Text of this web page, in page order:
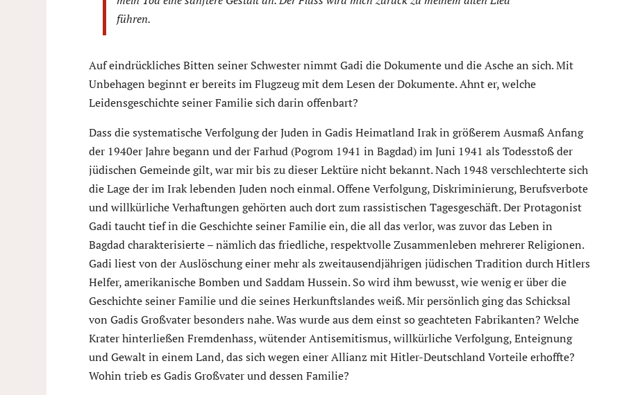
führen.
Auf eindrückliches Bitten seiner Schwester nimmt Gadi die Dokumente und die Asche an sich. Mit
Unbehagen beginnt er bereits im Flugzeug mit dem Lesen der Dokumente. Ahnt er, welche
Leidensgeschichte seiner Familie sich darin offenbart?
Dass die systematische Verfolgung der Juden in Gadis Heimatland Irak in größerem Ausmaß Anfang
der 1940er Jahre begann und der Farhud (Pogrom 1941 in Bagdad) im Juni 1941 als Todesstoß der
jüdischen Gemeinde gilt, war mir bis zu dieser Lektüre nicht bekannt. Nach 1948 verschlechterte sich
die Lage der im Irak lebenden Juden noch einmal. Offene Verfolgung, Diskriminierung, Berufsverbote
und willkürliche Verhaftungen gehörten auch dort zum rassistischen Tagesgeschäft. Der Protagonist
Gadi taucht tief in die Geschichte seiner Familie ein, die all das verlor, was zuvor das Leben in
Bagdad charakterisierte – nämlich das friedliche, respektvolle Zusammenleben mehrerer Religionen.
Gadi liest von der Auslöschung einer mehr als zweitausendjährigen jüdischen Tradition durch Hitlers
Helfer, amerikanische Bomben und Saddam Hussein. So wird ihm bewusst, wie wenig er über die
Geschichte seiner Familie und die seines Herkunftslandes weiß. Mir persönlich ging das Schicksal
von Gadis Großvater besonders nahe. Was wurde aus dem einst so geachteten Fabrikanten? Welche
Krater hinterließen Fremdenhass, wütender Antisemitismus, willkürliche Verfolgung, Enteignung
und Gewalt in einem Land, das sich wegen einer Allianz mit Hitler-Deutschland Vorteile erhoffte?
Wohin trieb es Gadis Großvater und dessen Familie?